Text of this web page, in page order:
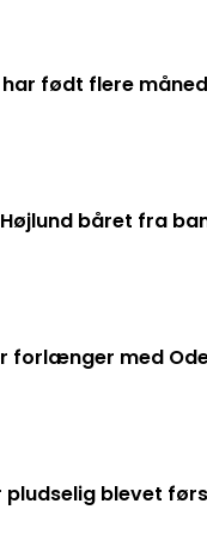
har født flere
Højlund båret fra
forlænger med
pludselig blevet